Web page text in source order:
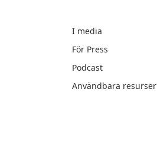
I media
För Press
Podcast
Användbara resurser